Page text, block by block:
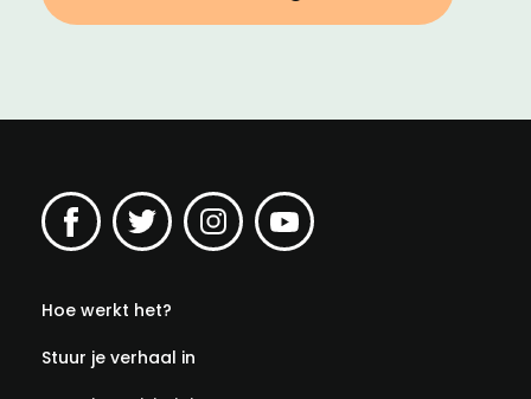
Hoe werkt het?
Stuur je verhaal in